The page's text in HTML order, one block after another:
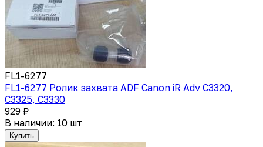
FL1-6277
FL1-6277 Ролик захвата ADF Canon iR Adv C3320,
C3325, C3330
929 ₽
В наличии: 10 шт
Купить